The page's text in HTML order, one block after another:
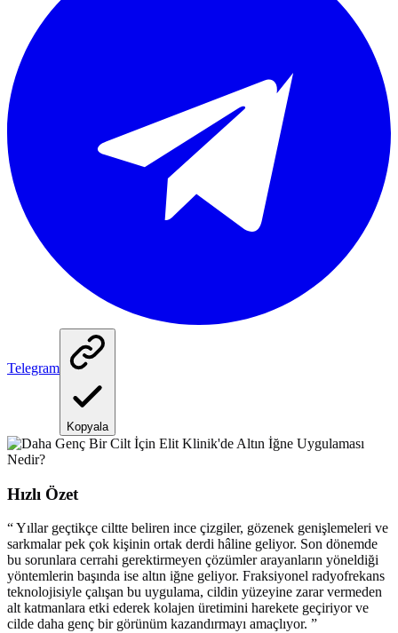
Telegram
Kopyala
Hızlı Özet
“Yıllar geçtikçe ciltte beliren ince çizgiler, gözenek genişlemeleri ve
sarkmalar pek çok kişinin ortak derdi hâline geliyor. Son dönemde
bu sorunlara cerrahi gerektirmeyen çözümler arayanların yöneldiği
yöntemlerin başında ise altın iğne geliyor. Fraksiyonel radyofrekans
teknolojisiyle çalışan bu uygulama, cildin yüzeyine zarar vermeden
alt katmanlara etki ederek kolajen üretimini harekete geçiriyor ve
cilde daha genç bir görünüm kazandırmayı amaçlıyor. ”